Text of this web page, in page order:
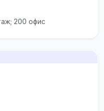
200 офис